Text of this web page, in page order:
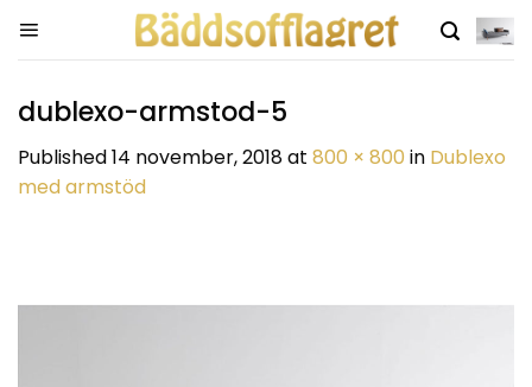
dublexo-armstod-5
Published14 november, 2018at 800 × 800 in Dublexo
med armstöd